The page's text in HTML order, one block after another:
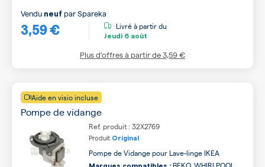
3,59 €
Vendu neuf parSpareka
Livré à partir du
Jeudi 6 août
Plus d’offres à partir de3,59 €
Aide en visio incluse
Pompe de vidange
Ref. produit : 32X2769
Produit Original
Pompe de Vidange pour Lave-linge IKEA